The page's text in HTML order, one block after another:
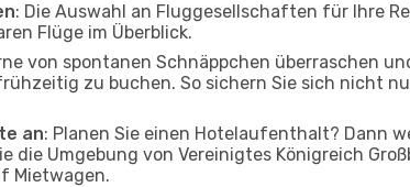
: Die Auswahl an Fluggesellschaften für Ihre
Flüge im Überblick.
von spontanen Schnäppchen überraschen
zu buchen. So sichern Sie sich nicht
an: Planen Sie einen Hotelaufenthalt? Dann
die Umgebung von Vereinigtes Königreich
Mietwagen.